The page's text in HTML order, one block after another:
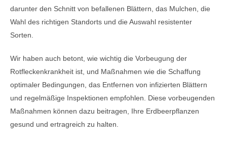
darunter den Schnitt von befallenen Blättern, das Mulchen, die
Wahl des richtigen Standorts und die Auswahl resistenter
Sorten.
Wir haben auch betont, wie wichtig die Vorbeugung der
Rotfleckenkrankheit ist, und Maßnahmen wie die Schaffung
optimaler Bedingungen, das Entfernen von infizierten Blättern
und regelmäßige Inspektionen empfohlen. Diese vorbeugenden
Maßnahmen können dazu beitragen, Ihre Erdbeerpflanzen
gesund und ertragreich zu halten.